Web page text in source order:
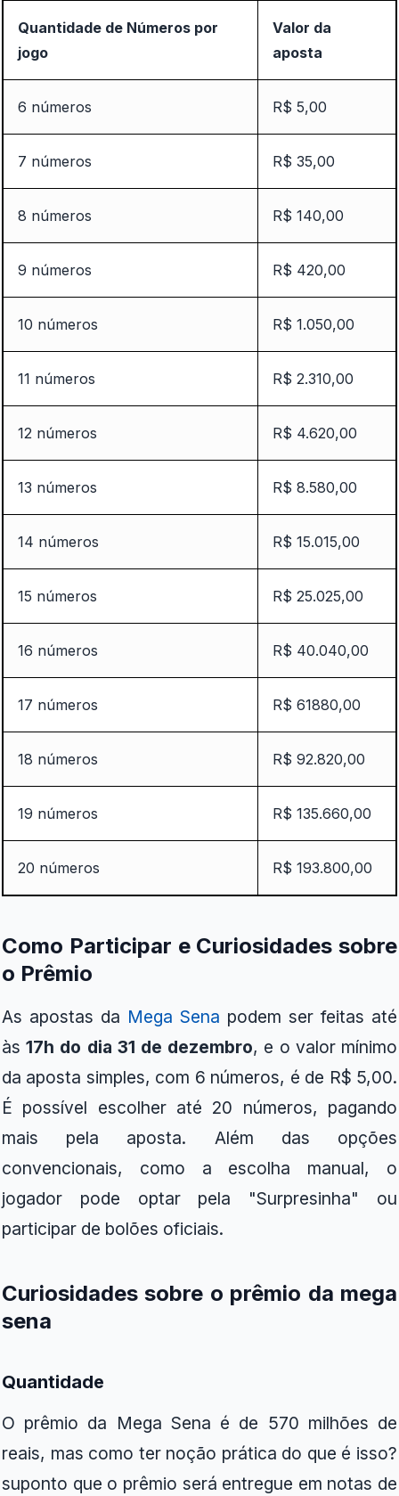
Quantidade de Números por
jogo
Valor da
aposta
6 números R$ 5,00
7 números R$ 35,00
8 números R$ 140,00
9 números R$ 420,00
10 números R$ 1.050,00
11 números R$ 2.310,00
12 números R$ 4.620,00
13 números R$ 8.580,00
14 números R$ 15.015,00
15 números R$ 25.025,00
16 números R$ 40.040,00
17 números R$ 61880,00
18 números R$ 92.820,00
19 números R$ 135.660,00
20 números R$ 193.800,00
Como Participar e Curiosidades sobre
o Prêmio
As apostas da Mega Sena podem ser feitas até
às17h do dia 31 de dezembro, e o valor mínimo
da aposta simples, com 6 números, é de R$ 5,00.
É possível escolher até 20 números, pagando
mais pela aposta. Além das opções
convencionais, como a escolha manual, o
jogador pode optar pela "Surpresinha" ou
participar de bolões oficiais.
Curiosidades sobre o prêmio da mega
sena
Quantidade
O prêmio da Mega Sena é de 570 milhões de
reais, mas como ter noção prática do que é isso?
suponto que o prêmio será entregue em notas de